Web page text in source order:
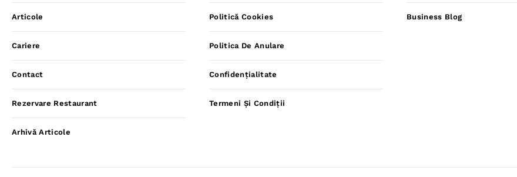
Articole
Cariere
Contact
Rezervare Restaurant
Arhivă Articole
Politică Cookies
Politica De Anulare
Confidențialitate
Termeni Și Condiții
Business Blog